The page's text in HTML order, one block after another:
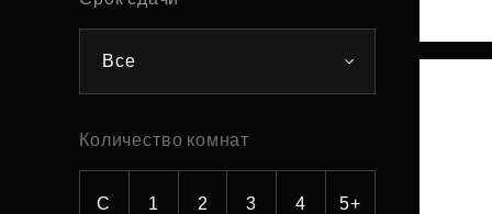
Рефинансирование
Все
Количество комнат
С 1 2 3 4 5+